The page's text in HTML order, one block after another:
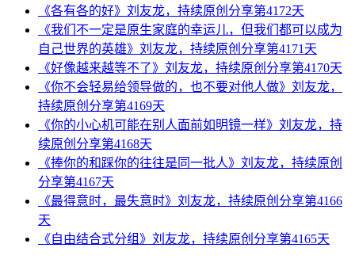
《各有各的好》刘友龙，持续原创分享第4172天
《我们不一定是原生家庭的幸运儿，但我们都可以成为
自己世界的英雄》刘友龙，持续原创分享第4171天
《好像越来越等不了》刘友龙，持续原创分享第4170天
《你不会轻易给领导做的，也不要对他人做》刘友龙，
持续原创分享第4169天
《你的小心机可能在别人面前如明镜一样》刘友龙，持
续原创分享第4168天
《捧你的和踩你的往往是同一批人》刘友龙，持续原创
分享第4167天
《最得意时，最失意时》刘友龙，持续原创分享第4166
天
《自由结合式分组》刘友龙，持续原创分享第4165天